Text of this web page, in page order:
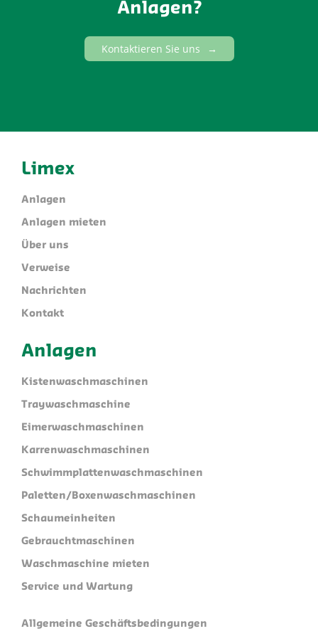
Anlagen?
Kontaktieren Sie uns
Limex
Anlagen
Anlagen mieten
Über uns
Verweise
Nachrichten
Kontakt
Anlagen
Kistenwaschmaschinen
Traywaschmaschine
Eimerwaschmaschinen
Karrenwaschmaschinen
Schwimmplattenwaschmaschinen
Paletten/Boxenwaschmaschinen
Schaumeinheiten
Gebrauchtmaschinen
Waschmaschine mieten
Service und Wartung
Allgemeine Geschäftsbedingungen